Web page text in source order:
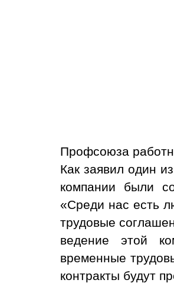
Профсоюза
Как заявил один
компании были
«Среди нас есть
трудовые
ведение этой
временные
контракты будут